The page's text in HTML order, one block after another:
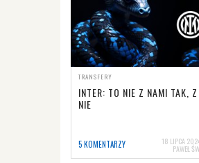
TRANSFERY
INTER: TO NIE Z NAMI TAK,
NIE
5 KOMENTARZY 18 LIPCA
PAWEŁ